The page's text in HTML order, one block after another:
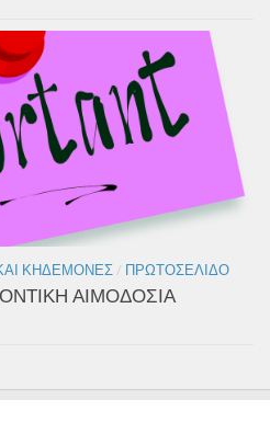
ΚΗΔΕΜΌΝΕΣ / ΠΡΩΤΟΣΈΛΙΔΟ
ΑΙΜΟΔΟΣΙΑ